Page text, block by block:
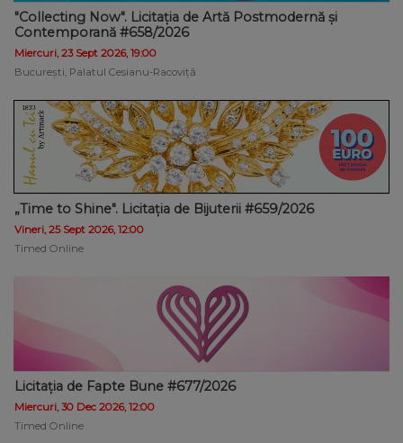
"Collecting Now". Licitația de Artă Postmodernă și
Contemporană #658/2026
Miercuri, 23 Sept 2026, 19:00
București, Palatul Cesianu-Racoviță
„Time to Shine". Licitația de Bijuterii #659/2026
Vineri, 25 Sept 2026, 12:00
Timed Online
Licitația de Fapte Bune #677/2026
Miercuri, 30 Dec 2026, 12:00
Timed Online